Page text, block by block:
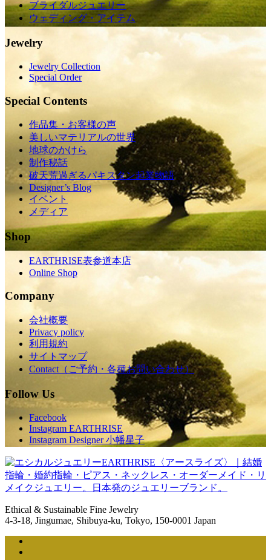
ブライダルジュエリー
ウェディング・アイテム
Jewelry
Jewelry Collection
Special Order
Special Contents
作品集・お客様の声
美しいマテリアルの世界
地球のかけら
制作秘話
破天荒過ぎるパキスタン起業物語
Designer’s Blog
イベント
メディア
Shop
EARTHRISE表参道本店
Online Shop
Company
会社概要
Privacy policy
利用規約
サイトマップ
Contact（ご予約・各種お問い合わせ）
Follow Us
Facebook
Instagram EARTHRISE
Instagram Designer 小幡星子
Ethical & Sustainable Fine Jewelry
4-3-18, Jingumae, Shibuya-ku, Tokyo, 150-0001 Japan